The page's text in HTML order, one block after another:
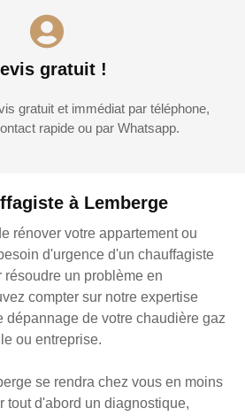
à Lemberge
rénover votre appartement ou
d'urgence d'un chauffagiste
résoudre un problème en
compter sur notre expertise
dépannage de votre chaudière gaz
ou entreprise.
se rendra chez vous en moins
tout d'abord un diagnostique,
gratuit !
gratuit et immédiat par téléphone,
rapide ou par Whatsapp.